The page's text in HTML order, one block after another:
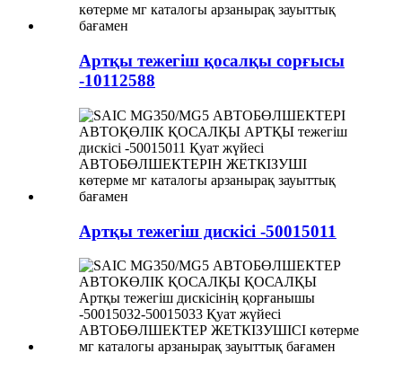
Артқы тежегіш қосалқы сорғысы
-10112588
Артқы тежегіш дискісі -50015011